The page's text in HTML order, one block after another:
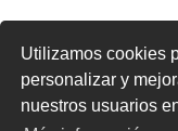
Utilizamos cookies
personalizar y
nuestros usuarios
© 2026 Todos los
o parcial,